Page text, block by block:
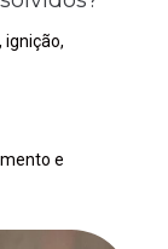
ignição,
e